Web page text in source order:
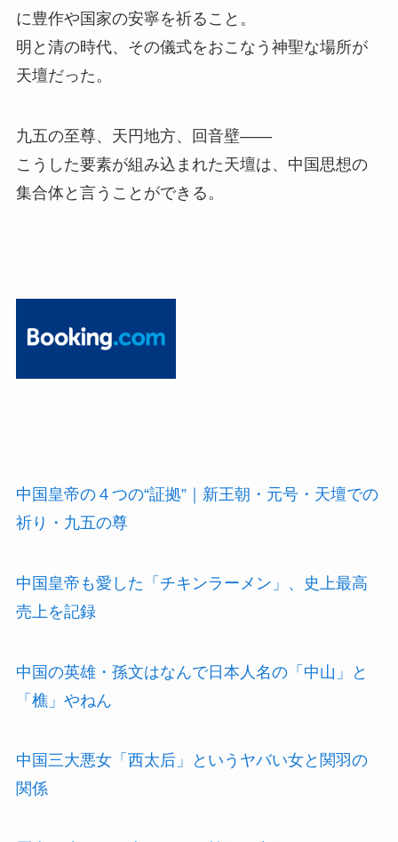
に豊作や国家の安寧を祈ること。
明と清の時代、その儀式をおこなう神聖な場所が
天壇だった。
九五の至尊、天円地方、回音壁――
こうした要素が組み込まれた天壇は、中国思想の
集合体と言うことができる。
中国皇帝の４つの“証拠”｜新王朝・元号・天壇での
祈り・九五の尊
中国皇帝も愛した「チキンラーメン」、史上最高
売上を記録
中国の英雄・孫文はなんで日本人名の「中山」と
「樵」やねん
中国三大悪女「西太后」というヤバい女と関羽の
関係